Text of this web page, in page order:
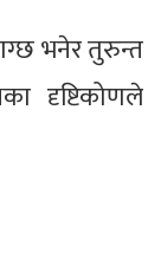
भनेर तुरुन्त
दृष्टिकोणले